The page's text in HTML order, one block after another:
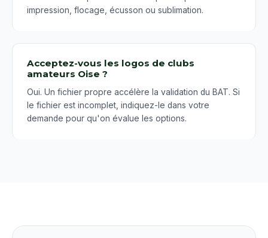
impression, flocage, écusson ou sublimation.
Acceptez-vous les logos de clubs
amateurs Oise ?
Oui. Un fichier propre accélère la validation du BAT. Si
le fichier est incomplet, indiquez-le dans votre
demande pour qu'on évalue les options.